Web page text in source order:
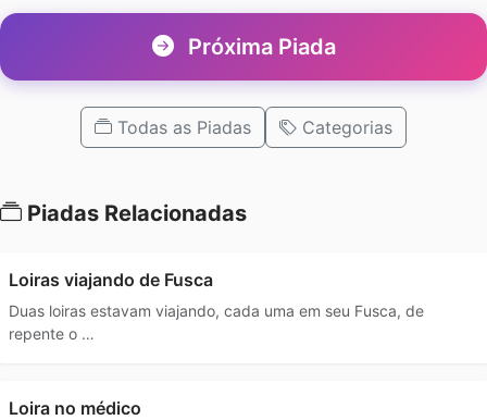
Próxima Piada
Todas as Piadas Categorias
Piadas Relacionadas
Loiras viajando de Fusca
Duas loiras estavam viajando, cada uma em seu Fusca, de
repente o …
Loira no médico